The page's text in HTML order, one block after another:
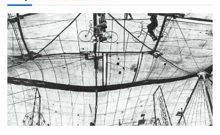
2
para aprender a atender
adultos mayores
3
REGIONALES ÚLTIMA HORA
Mariño fortalece capacidad
operativa con flota
vehicular de 60 unidades
adquiridas en un año de
gestión
REGIONALES ÚLTIMA HORA